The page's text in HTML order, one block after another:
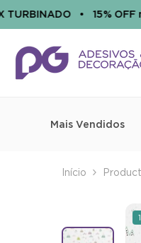
• 15% OFF no
Mais Vendidos
Início